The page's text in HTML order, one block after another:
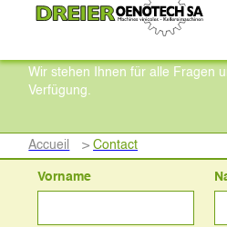
Wir stehen Ihnen für alle Fragen
Verfügung.
Accueil > Contact
Vorname